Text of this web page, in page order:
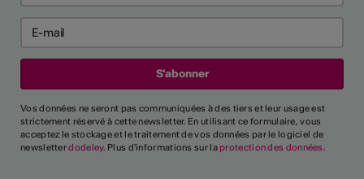
Vos données ne seront pas communiquées à des tiers et leur usage est
strictement réservé à cette newsletter. En utilisant ce formulaire, vous
acceptez le stockage et le traitement de vos données par le logiciel de
newsletterdodeley. Plus d'informations sur la protection des données.